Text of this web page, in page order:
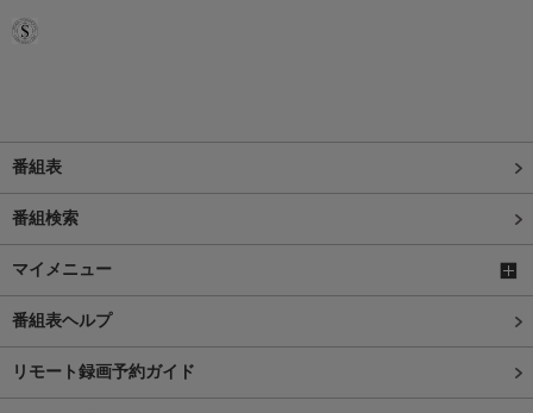
番組表
番組検索
マイメニュー
番組表ヘルプ
リモート録画予約ガイド